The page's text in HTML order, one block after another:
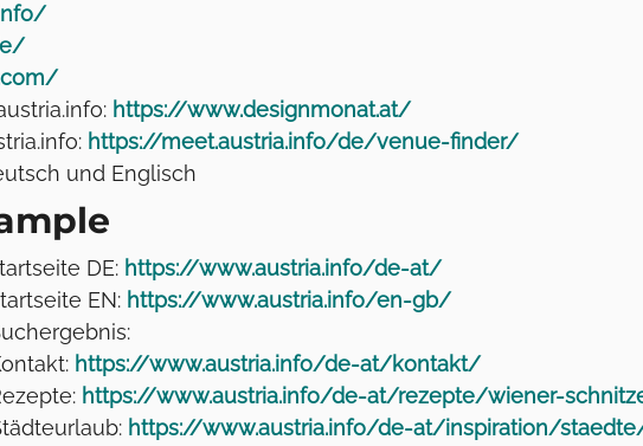
https://www.designmonat.at/
https://meet.austria.info/de/venue-finder/
und Englisch
DE: https://www.austria.info/de-at/
EN: https://www.austria.info/en-gb/
https://www.austria.info/de-at/kontakt/
https://www.austria.info/de-at/rezepte/wiener-
https://www.austria.info/de-at/inspiration/